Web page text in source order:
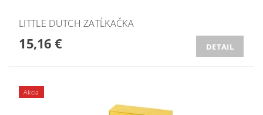
LITTLE DUTCH ZATĹKAČKA
15,16 € DETAIL
Akcia